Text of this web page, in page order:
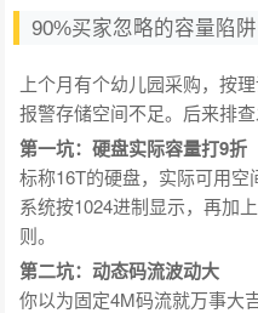
90%买家忽略的容量陷阱
上个月有个幼儿园采购，按
报警存储空间不足。后来排查
第一坑：硬盘实际容量打9折
标称16T的硬盘，实际可用空
系统按1024进制显示，再加
则。
第二坑：动态码流波动大
你以为固定4M码流就万事大